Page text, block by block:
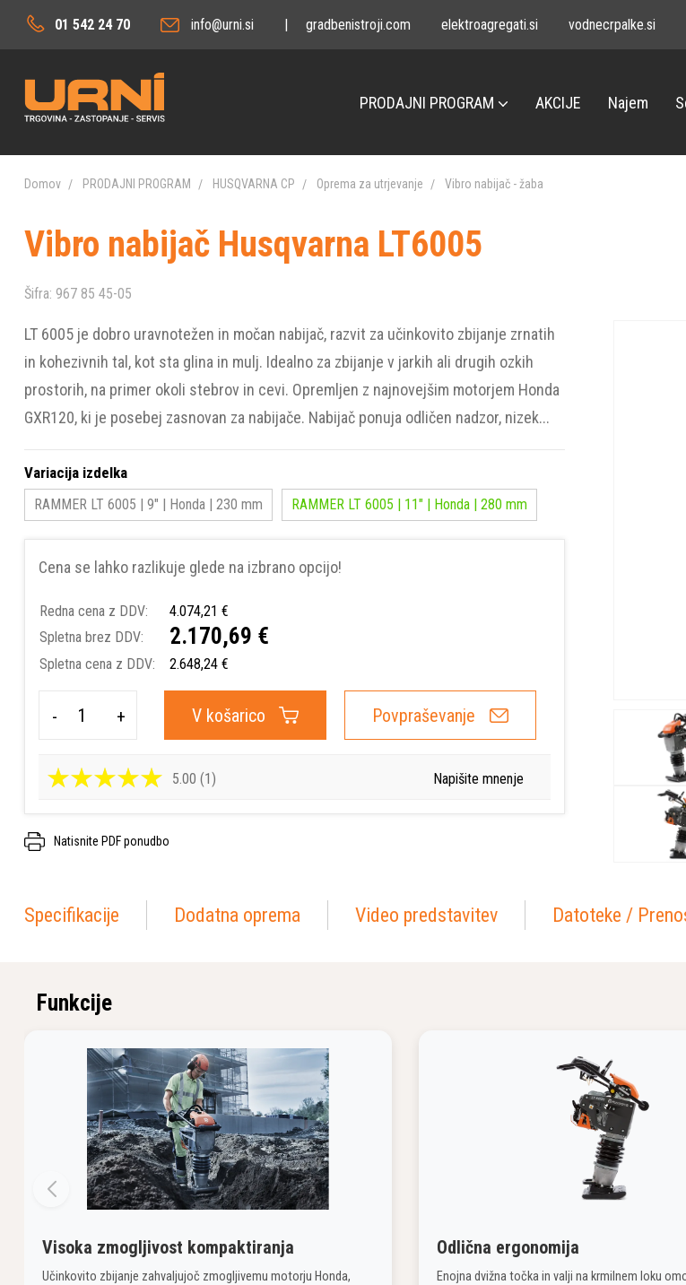
01 542 24 70 info@urni.si | gradbenistroji.com elektroagregati.si vodnecrpalke.si
PRODAJNI PROGRAM AKCIJE Najem
Domov PRODAJNI PROGRAM HUSQVARNA CP Oprema za utrjevanje Vibro nabijač - žaba
Vibro nabijač Husqvarna LT6005
Šifra: 967 85 45-05
LT 6005 je dobro uravnotežen in močan nabijač, razvit za učinkovito zbijanje zrnatih
in kohezivnih tal, kot sta glina in mulj. Idealno za zbijanje v jarkih ali drugih ozkih
prostorih, na primer okoli stebrov in cevi. Opremljen z najnovejšim motorjem Honda
GXR120, ki je posebej zasnovan za nabijače. Nabijač ponuja odličen nadzor, nizek...
Variacija izdelka
RAMMER LT 6005 | 9" | Honda | 230 mm RAMMER LT 6005 | 11" | Honda | 280 mm
Cena se lahko razlikuje glede na izbrano opcijo!
Redna cena z DDV:
4.074,21 €
Spletna brez DDV:
2.170,69 €
Spletna cena z DDV: 2.648,24 €
- + V košarico Povpraševanje
5.00 (1) Napišite mnenje
Natisnite PDF ponudbo
Specifikacije Dodatna oprema Video predstavitev Datoteke /
Funkcije
Visoka zmogljivost kompaktiranja
Učinkovito zbijanje zahvaljujoč zmogljivemu motorju Honda,
Odlična ergonomija
Enojna dvižna točka in valji na krmilnem loku